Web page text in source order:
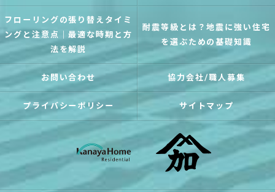
フローリングの張り替えタイミ
ングと注意点｜最適な時期と方
法を解説
耐震等級とは？地震に強い住宅
を選ぶための基礎知識
お問い合わせ 協力会社/職人募集
プライバシーポリシー サイトマップ